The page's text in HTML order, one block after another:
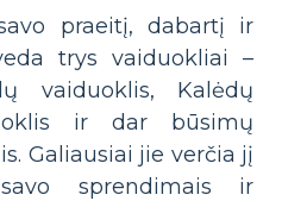
praeitį, dabartį ir
trys vaiduokliai –
vaiduoklis, Kalėdų
ir dar būsimų
Galiausiai jie verčia jį
sprendimais ir